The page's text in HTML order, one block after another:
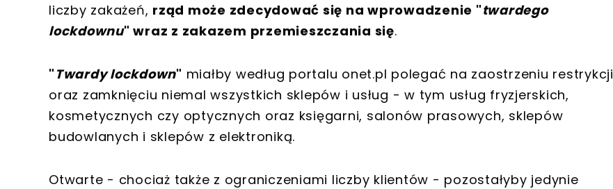
liczby zakażeń, rząd może zdecydować się na wprowadzenie "twardego
lockdownu" wraz z zakazem przemieszczania się.
" Twardy lockdown" miałby według portalu onet.pl polegać na zaostrzeniu restrykcji
oraz zamknięciu niemal wszystkich sklepów i usług - w tym usług fryzjerskich,
kosmetycznych czy optycznych oraz księgarni, salonów prasowych, sklepów
budowlanych i sklepów z elektroniką.
Otwarte - chociaż także z ograniczeniami liczby klientów - pozostałyby jedynie